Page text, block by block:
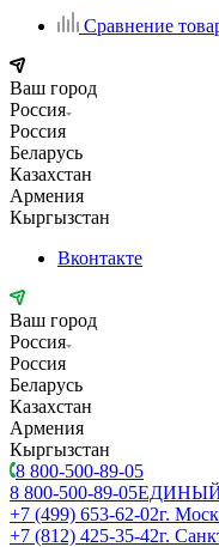
Сравнение
Ваш город
Россия
Россия
Беларусь
Казахстан
Армения
Кыргызстан
Вконтакте
Ваш город
Россия
Россия
Беларусь
Казахстан
Армения
Кыргызстан
8 800-500-89-05
8 800-500-89-05
+7 (499) 653-62-02г.
+7 (812) 425-35-42г.